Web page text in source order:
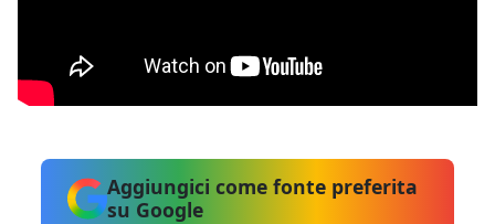
Aggiungici come fonte preferita
su Google